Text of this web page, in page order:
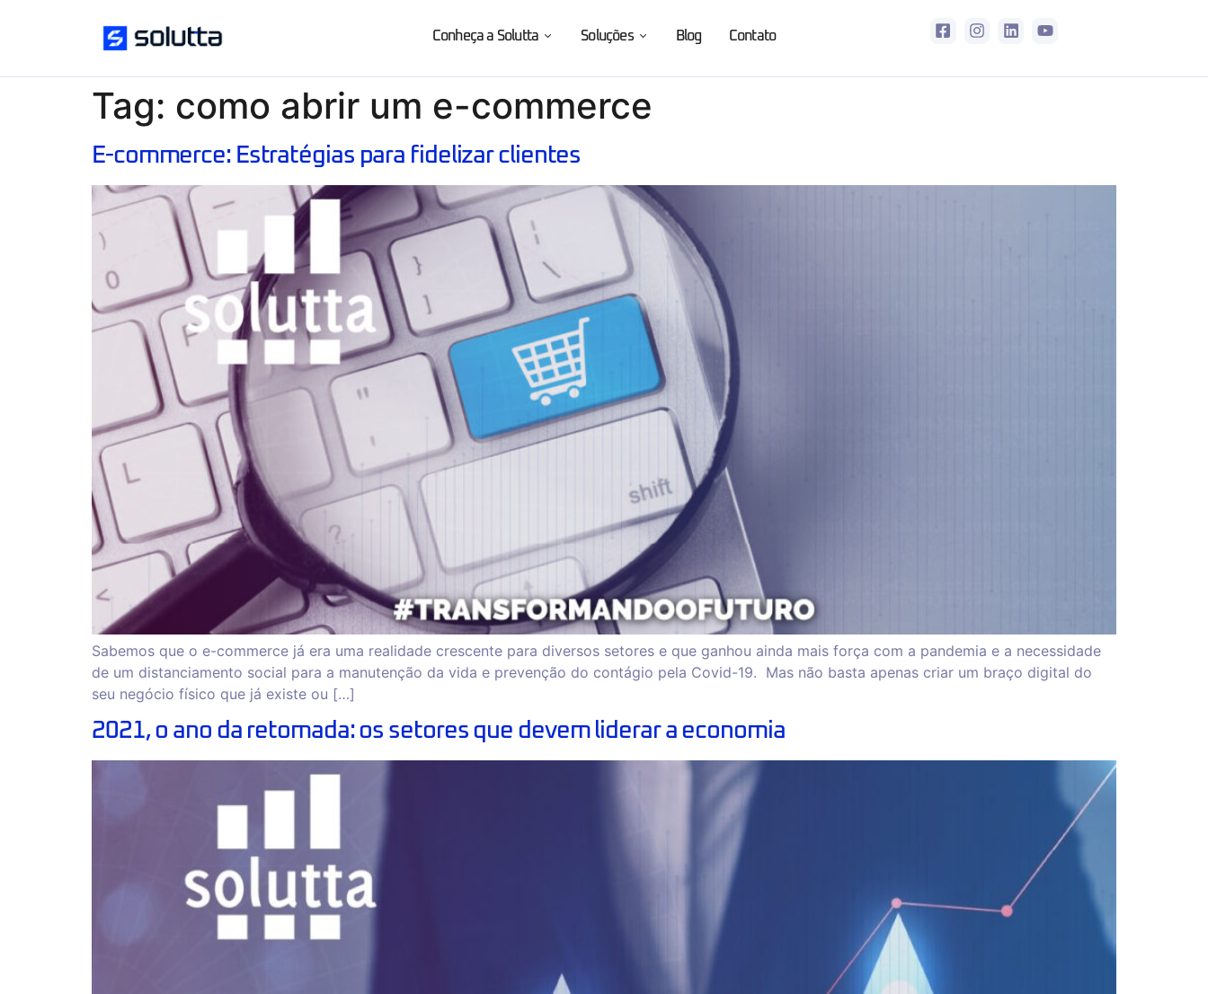
Conheça a Solutta Soluções Blog Contato
Tag: como abrir um e-commerce
E-commerce: Estratégias para fidelizar clientes
Sabemos que o e-commerce já era uma realidade crescente para diversos setores e que ganhou ainda mais força com a pandemia e a necessidade
de um distanciamento social para a manutenção da vida e prevenção do contágio pela Covid-19. Mas não basta apenas criar um braço digital do
seu negócio físico que já existe ou […]
2021, o ano da retomada: os setores que devem liderar a economia